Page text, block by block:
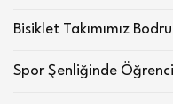
Bisiklet Takımımız
Spor Şenliğinde